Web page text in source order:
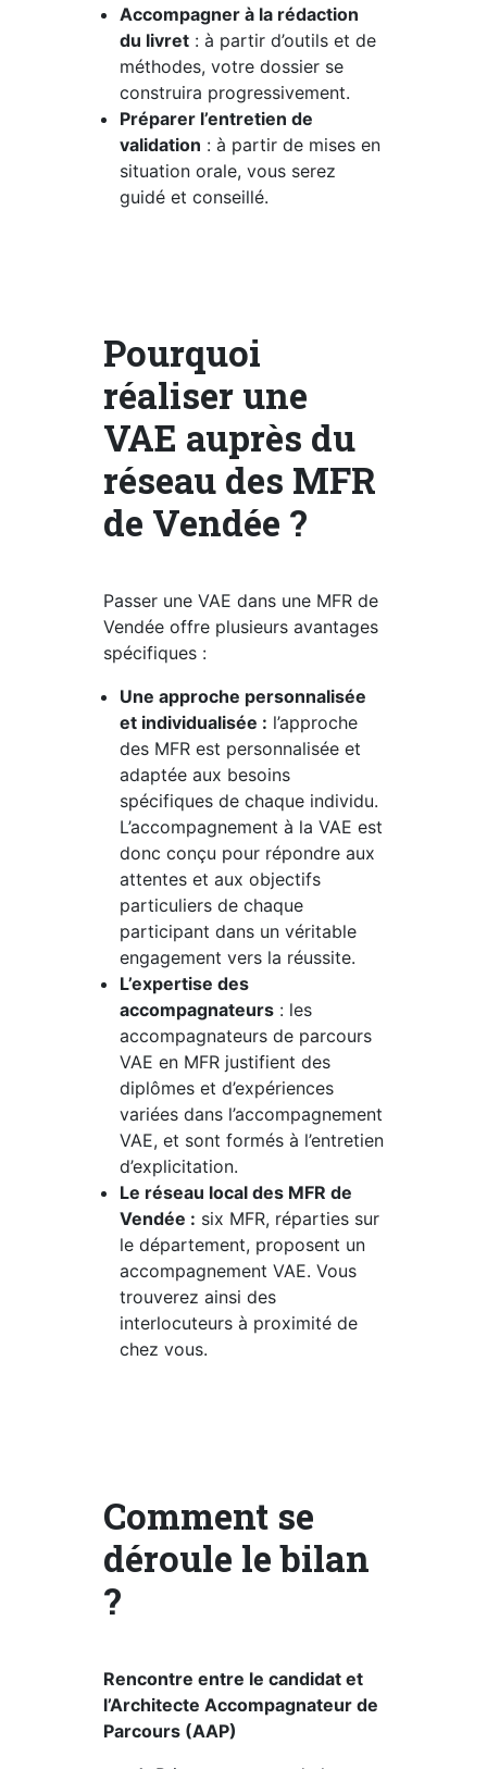
Accompagner à la rédaction
du livret : à partir d’outils et de
méthodes, votre dossier se
construira progressivement.
Préparer l’entretien de
validation : à partir de mises en
situation orale, vous serez
guidé et conseillé.
Pourquoi
réaliser une
VAE auprès du
réseau des MFR
de Vendée ?
Passer une VAE dans une MFR de
Vendée offre plusieurs avantages
spécifiques :
Une approche personnalisée
et individualisée : l’approche
des MFR est personnalisée et
adaptée aux besoins
spécifiques de chaque individu.
L’accompagnement à la VAE est
donc conçu pour répondre aux
attentes et aux objectifs
particuliers de chaque
participant dans un véritable
engagement vers la réussite.
L’expertise des
accompagnateurs : les
accompagnateurs de parcours
VAE en MFR justifient des
diplômes et d’expériences
variées dans l’accompagnement
VAE, et sont formés à l’entretien
d’explicitation.
Le réseau local des MFR de
Vendée : six MFR, réparties sur
le département, proposent un
accompagnement VAE. Vous
trouverez ainsi des
interlocuteurs à proximité de
chez vous.
Comment se
déroule le bilan
?
Rencontre entre le candidat et
l’Architecte Accompagnateur de
Parcours (AAP)